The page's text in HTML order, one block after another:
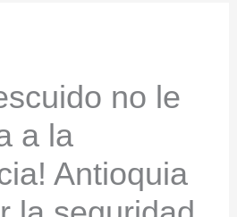
no le
a la
Antioquia